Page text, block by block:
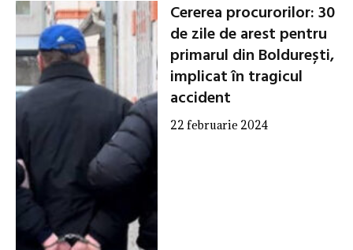
Cererea procurorilor: 30
de zile de arest pentru
primarul din Boldurești,
implicat în tragicul
accident
22 februarie 2024